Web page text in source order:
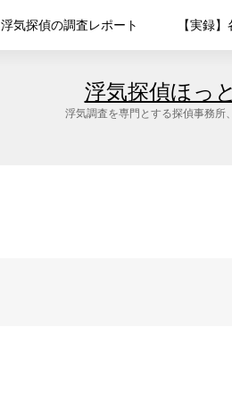
浮気探偵ほっ
浮気調査を専門とする探偵事務所
浮気探偵の調査レポート 【実録